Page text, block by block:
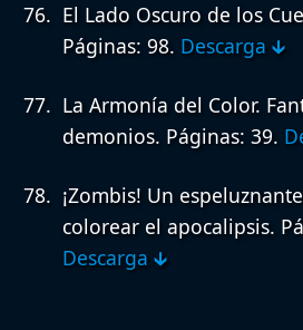
El Lado Oscuro de los
Páginas: 98. Descarga 🡳
La Armonía del Color.
demonios. Páginas: 39.
¡Zombis! Un
colorear el apocalipsis.
Descarga 🡳